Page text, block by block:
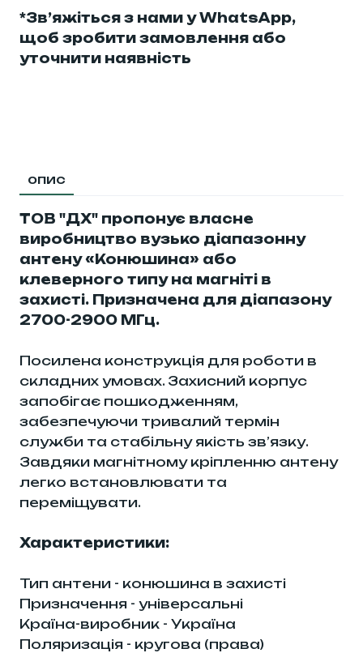
*Зв’яжіться з нами у WhatsApp,
щоб зробити замовлення або
уточнити наявність
ОПИС
ТОВ "ДХ" пропонує власне
виробництво вузько діапазонну
антену «Конюшина» або
клеверного типу на магніті в
захисті. Призначена для діапазону
2700-2900 МГц.
Посилена конструкція для роботи в
складних умовах. Захисний корпус
запобігає пошкодженням,
забезпечуючи тривалий термін
служби та стабільну якість зв’язку.
Завдяки магнітному кріпленню антену
легко встановлювати та
переміщувати.
Характеристики:
Тип антени - конюшина в захисті
Призначення - універсальні
Країна-виробник - Україна
Поляризація - кругова (права)